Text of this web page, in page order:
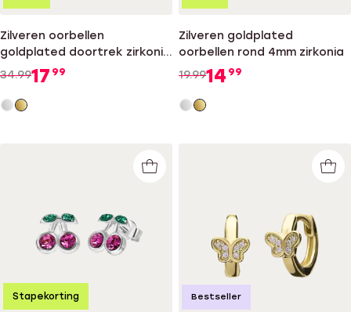
Zilveren oorbellen
goldplated doortrek zirkonia
voor dames
34.9917 99
Zilveren goldplated
oorbellen rond 4mm zirkonia
19.9914 99
Stapekorting Bestseller